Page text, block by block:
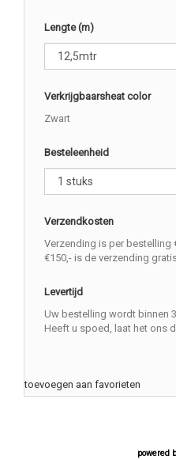
Lengte (m)
Verkrijgbaarsheat color
Zwart
Besteleenheid
Verzendkosten
Verzending is per bestelling
€150,- is de verzending
Levertijd
Uw bestelling wordt binnen
Heeft u spoed, laat het ons
toevoegen aan favorieten
powered